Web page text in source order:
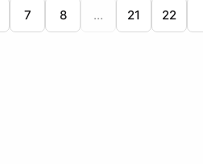
7 8 ... 21 22